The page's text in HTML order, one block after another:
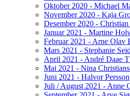
Oktober 2020 - Michael
November 2020 - Kaja
Desember 2020 -
Januar 2021 - Martine
Februar 2021 - Arne Olav
Mars 2021 - Stephanie
April 2021 - André Daae
Mai 2021 - Nina
Juni 2021 - Halvor Persson
Juli / August 2021 - Anne